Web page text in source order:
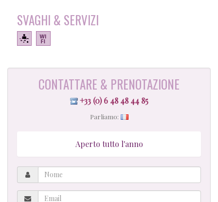
SVAGHI & SERVIZI
CONTATTARE & PRENOTAZIONE
+33 (0) 6 48 48 44 85
Parliamo:
Aperto tutto l'anno
Nome
Email